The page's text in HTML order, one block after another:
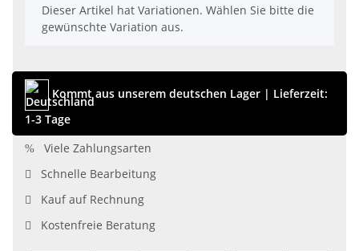
x
Dieser Artikel hat Variationen. Wählen Sie bitte die
gewünschte Variation aus.
Kommt aus unserem deutschen Lager | Lieferzeit:
1-3 Tage
Viele Zahlungsarten
Schnelle Bearbeitung
Kauf auf Rechnung
Kostenfreie Beratung